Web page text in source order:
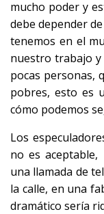
mucho poder y
debe depender
tenemos en el
nuestro trabajo y
pocas personas,
pobres, esto es
cómo podemos
Los
no es
una llamada de
la calle, en una
dramático sería